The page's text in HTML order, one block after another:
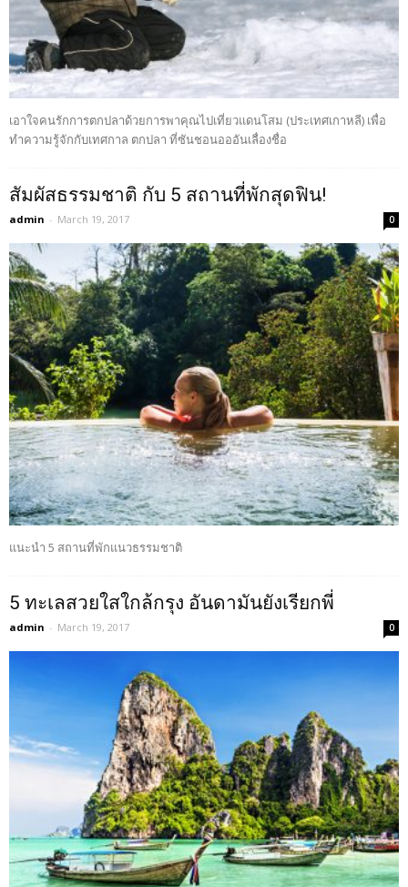
เอาใจคนรักการตกปลาด้วยการพาคุณไปเที่ยวแดนโสม (ประเทศเกาหลี) เพื่อ
ทำความรู้จักกับเทศกาล ตกปลา ที่ซันชอนอออันเลื่องชื่อ
สัมผัสธรรมชาติ กับ 5 สถานที่พักสุดฟิน!
admin - March 19, 2017 0
แนะนำ 5 สถานที่พักแนวธรรมชาติ
5 ทะเลสวยใสใกล้กรุง อันดามันยังเรียกพี่
admin - March 19, 2017 0